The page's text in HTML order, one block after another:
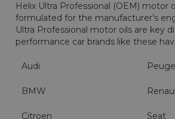
Helix Ultra Professional (OEM) motor
formulated for the manufacturer’s
Ultra Professional motor oils are key
performance car brands like these
Audi
BMW
Citroen Seat